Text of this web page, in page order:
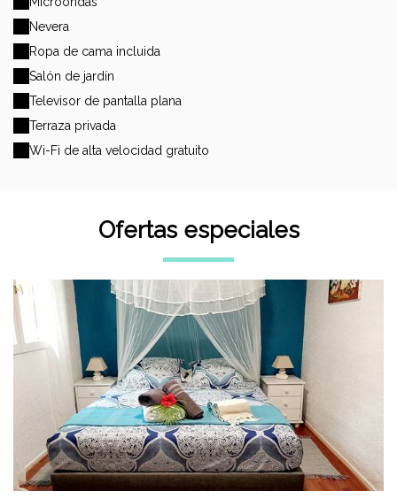
Nevera
Ropa de cama incluida
Salón de jardín
Televisor de pantalla plana
Terraza privada
Wi-Fi de alta velocidad gratuito
Ofertas especiales